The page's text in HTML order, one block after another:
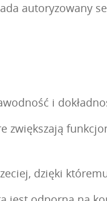
autoryzowany
i
dzięki